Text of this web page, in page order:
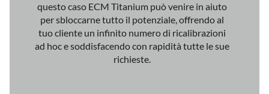
questo caso ECM Titanium può venire in aiuto
per sbloccarne tutto il potenziale, offrendo al
tuo cliente un infinito numero di ricalibrazioni
ad hoc e soddisfacendo con rapidità tutte le sue
richieste.